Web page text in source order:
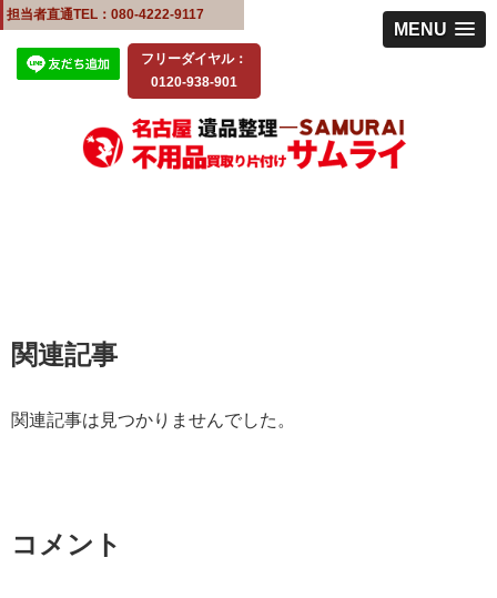
MENU
担当者直通TEL：080-4222-9117
フリーダイヤル：
0120-938-901
関連記事
関連記事は見つかりませんでした。
コメント